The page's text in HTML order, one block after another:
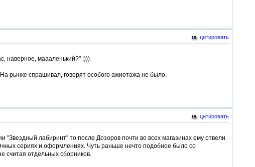
цитировать
наверное, маааленький?" :)))
рынке спрашивал, говорят особого ажиотажа не было.
цитировать
"Звездный лабиринт" то после Дозоров почти во всех магазинах ему отвели
сериях и оформлениях. Чуть раньше нечто подобное было со
считая отдельных сборников.